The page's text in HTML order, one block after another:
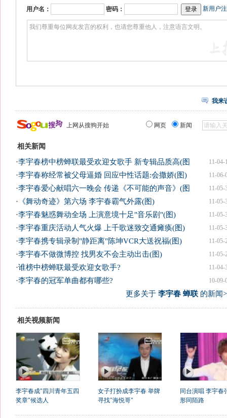
用户名： 密码： 新用户
我来
上网从搜狗开始 网页 新闻
相关新闻
11-04-
·李宇春榜中榜蝉联最受欢迎女歌手 新专辑品质高(图
11-06-
·李宇春称经常被父母逼婚 回应中性话题:会撒娇(图)
11-05-
·李宇春爱心献唱六一晚会 传递《不可能的声音》(图
11-05-
· 《舞动奇迹》第六场 李宇春霸气外露(图)
11-05-
·李宇春魅惑舞动全场 上演意境十足"音乐剧"(图)
11-05-
·李宇春重庆活动人气火爆 上千歌迷致交通瘫痪(图)
11-05-
·李宇春携专辑录制"静距离"陈坤VCR大送祝福(图)
11-05-
·李宇春不做微博控 找男友不会主动出击(图)
11-04-
·谁榜中榜蝉联最受欢迎女歌手?
10-09-
·李宇春的冠军单曲都有哪些?
更多关于 李宇春 蝉联的新闻
相关视频新闻
李宇春成"四川青年五四
奖章"候选人
女子打扮成李宇春 举牌
寻找"海悦哥"
同台演唱 李宇春
形同陌路